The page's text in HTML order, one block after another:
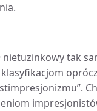
nietuzinkowy tak